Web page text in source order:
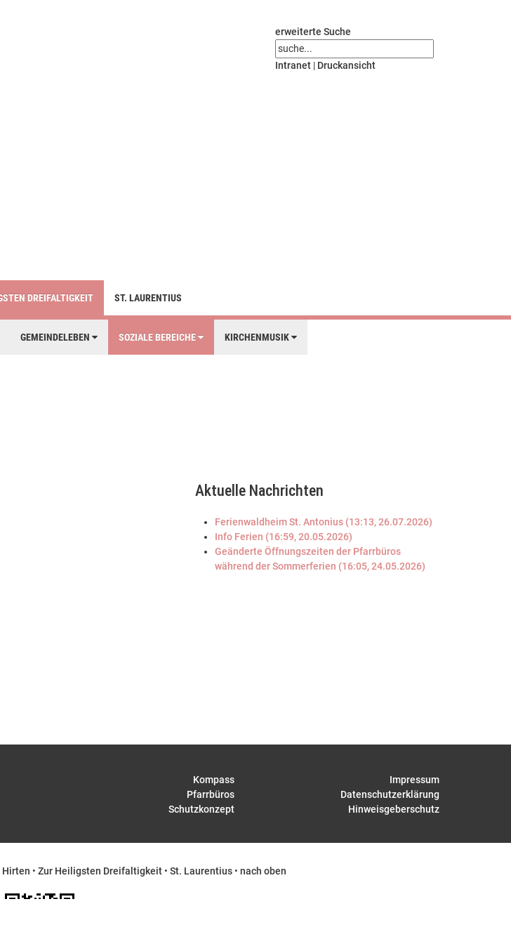
erweiterte Suche
Intranet | Druckansicht
DREIFALTIGKEIT ST. LAURENTIUS
GEMEINDELEBEN SOZIALE BEREICHE KIRCHENMUSIK
Aktuelle Nachrichten
Ferienwaldheim St. Antonius (13:13, 26.07.2026)
Info Ferien (16:59, 20.05.2026)
Geänderte Öffnungszeiten der Pfarrbüros
während der Sommerferien (16:05, 24.05.2026)
Kompass
Pfarrbüros
Schutzkonzept
Impressum
Datenschutzerklärung
Hinweisgeberschutz
Hirten • Zur Heiligsten Dreifaltigkeit• St. Laurentius• nach oben